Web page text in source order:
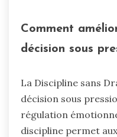
Comment
décision sous
La Discipline sans
décision sous
régulation
discipline permet